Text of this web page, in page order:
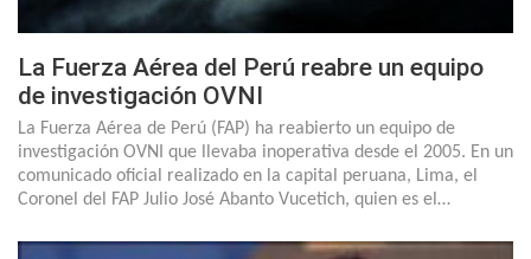
La Fuerza Aérea del Perú reabre un equipo
de investigación OVNI
La Fuerza Aérea de Perú (FAP) ha reabierto un equipo de
investigación OVNI que llevaba inoperativa desde el 2005. En un
comunicado oficial realizado en la capital peruana, Lima, el
Coronel del FAP Julio José Abanto Vucetich, quien es el…